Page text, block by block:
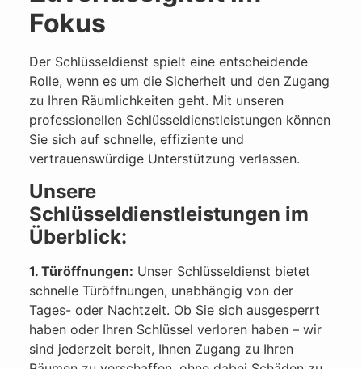
Fokus
Der Schlüsseldienst spielt eine entscheidende
Rolle, wenn es um die Sicherheit und den Zugang
zu Ihren Räumlichkeiten geht. Mit unseren
professionellen Schlüsseldienstleistungen können
Sie sich auf schnelle, effiziente und
vertrauenswürdige Unterstützung verlassen.
Unsere
Schlüsseldienstleistungen im
Überblick:
1. Türöffnungen: Unser Schlüsseldienst bietet
schnelle Türöffnungen, unabhängig von der
Tages- oder Nachtzeit. Ob Sie sich ausgesperrt
haben oder Ihren Schlüssel verloren haben – wir
sind jederzeit bereit, Ihnen Zugang zu Ihren